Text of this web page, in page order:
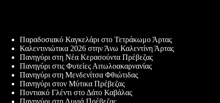
Παραδοσιακό Καγκελάρι στο Τετράκωμο Άρτας
Καλεντινιώτικα 2026 στην Άνω Καλεντίνη Άρτας
Πανηγύρι στη Νέα Κερασούντα Πρέβεζας
Πανηγύρι στις Φυτείες Αιτωλοακαρνανίας
Πανηγύρι στη Μενδενίτσα Φθιώτιδας
Πανηγύρι στον Μύτικα Πρέβεζας
Ποντιακό Γλέντι στο Δάτο Καβάλας